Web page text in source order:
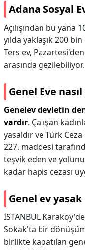
Adana Sosyal
Açılışından bu yana
yılda yaklaşık 200
Ters ev,
arasında gezilebiliyor.
Genel Eve
Genelev devletin
vardır. Çalışan
yasaldır ve Türk
227. maddesi
teşvik eden ve
kadar hapis cezası
Genel ev yasak
İSTANBUL
Sokak'ta bir
birlikte kapatılan